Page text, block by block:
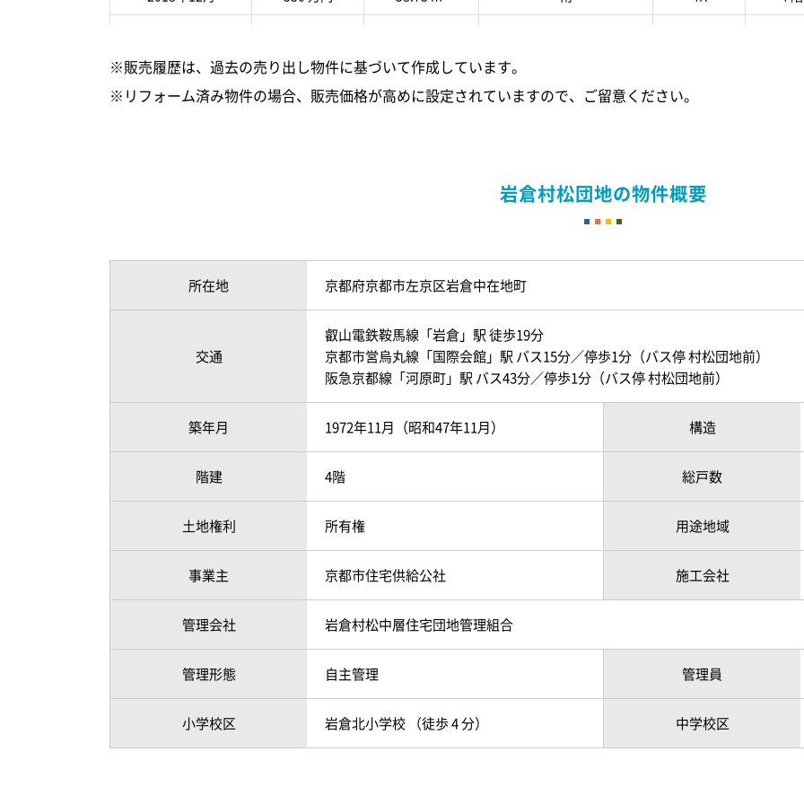
※販売履歴は、過去の売り出し物件に基づいて作成しています。
※リフォーム済み物件の場合、販売価格が高めに設定されていますので、ご留意ください。
岩倉村松団地の物件概要
所在地 京都府京都市左京区岩倉中在地町
交通
叡山電鉄鞍馬線「岩倉」駅 徒歩19分
京都市営烏丸線「国際会館」駅 バス15分／停歩1分（バス停 村松団地前）
阪急京都線「河原町」駅 バス43分／停歩1分（バス停 村松団地前）
築年月 1972年11月（昭和47年11月） 構造
階建 4階 総戸数
土地権利 所有権 用途地域
事業主 京都市住宅供給公社 施工会社
管理会社 岩倉村松中層住宅団地管理組合
管理形態 自主管理 管理員
小学校区 岩倉北小学校 （徒歩 4 分） 中学校区